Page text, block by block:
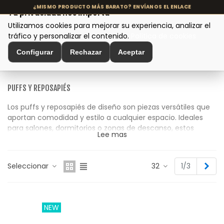
MENÚ
Inicio > Asientos y Sillas > Puffs y Reposapiés
PUFFS Y REPOSAPIÉS
Los puffs y reposapiés de diseño son piezas versátiles que
aportan comodidad y estilo a cualquier espacio. Ideales
para salones, dormitorios o zonas de descanso, estos
elementos complementan el mobiliario principal y añaden
En esta colección encontrarás puffs y reposapiés
elaborados con materiales naturales como algodón, lino,
pensada para integrarse fácilmente en interiores
Lee mas
Seleccionar 32 1/3
NEW
Tu privacidad nos importa
Utilizamos cookies para mejorar su experiencia, analizar el
tráfico y personalizar el contenido.
Configurar Rechazar Aceptar